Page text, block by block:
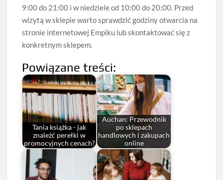
9:00 do 21:00 i w niedziele od 10:00 do 20:00. Przed
wizytą w sklepie warto sprawdzić godziny otwarcia na
stronie internetowej Empiku lub skontaktować się z
konkretnym sklepem.
Powiązane treści:
Tania książka - jak
znaleźć perełki w
promocyjnych cenach?
Auchan: Przewodnik
po sklepach
handlowych i zakupach
online